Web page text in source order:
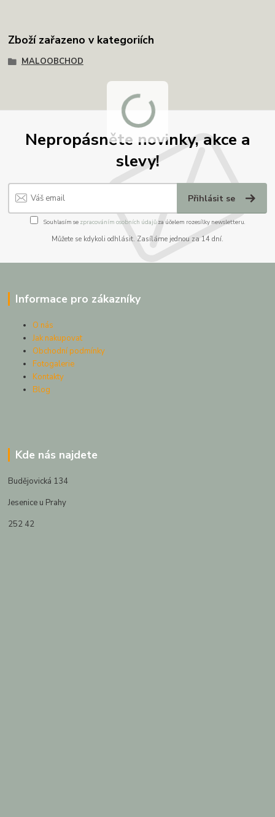
Zboží zařazeno v kategoriích
MALOOBCHOD
Nepropásněte novinky, akce a
slevy!
Přihlásit se
Souhlasím se zpracováním osobních údajůza účelem rozesílky newsletteru.
Můžete se kdykoli odhlásit. Zasíláme jednou za 14 dní.
Informace pro zákazníky
O nás
Jak nakupovat
Obchodní podmínky
Fotogalerie
Kontakty
Blog
Kde nás najdete
Budějovická 134
Jesenice u Prahy
252 42